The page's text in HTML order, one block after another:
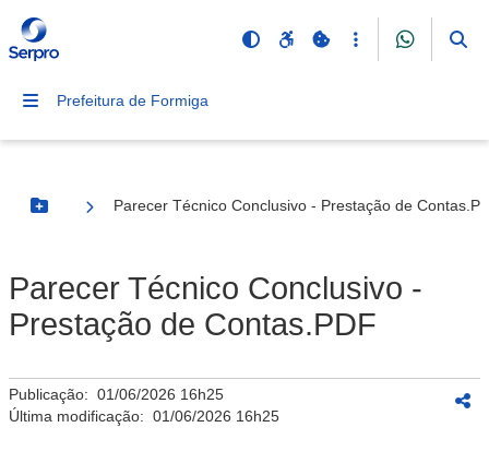
Prefeitura de Formiga
Botão Menu
Parecer Técnico Conclusivo - Prestação de
Parecer Técnico Conclusivo -
Prestação de Contas.PDF
Publicação: 01/06/2026 16h25
Última modificação: 01/06/2026 16h25